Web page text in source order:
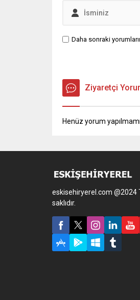
Daha sonraki
Ziyaretçi
Henüz yorum
eskisehiryerel.com @2024
saklıdır.